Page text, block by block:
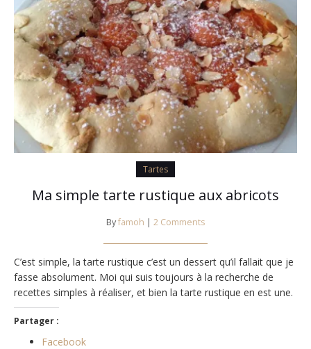
Tartes
Ma simple tarte rustique aux abricots
Byfamoh | 2 Comments
C’est simple, la tarte rustique c’est un dessert qu’il fallait que je
fasse absolument. Moi qui suis toujours à la recherche de
recettes simples à réaliser, et bien la tarte rustique en est une.
Partager :
Facebook